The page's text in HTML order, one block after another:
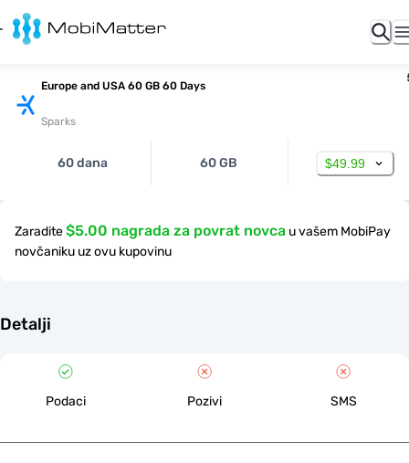
Europe and USA 60 GB 60 Days
Sparks
60 dana 60 GB $49.99
Zaradite$5.00 nagrada za povrat novca u vašem MobiPay
novčaniku uz ovu kupovinu
Detalji
Podaci Pozivi SMS